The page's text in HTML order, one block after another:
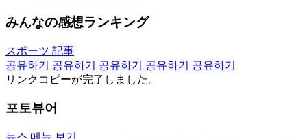
みんなの感想ランキング
スポーツ 記事
공유하기
공유하기 공유하기 공유하기
공유하기
リンクコピーが完了しました。
포토뷰어
뉴스 메뉴 보기